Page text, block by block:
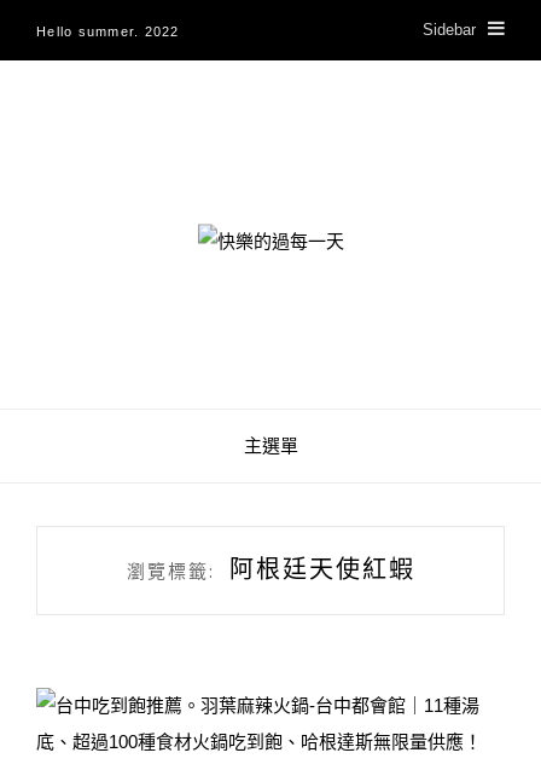
Hello summer. 2022 Sidebar
快樂的過每一天
主選單
瀏覽標籤: 阿根廷天使紅蝦